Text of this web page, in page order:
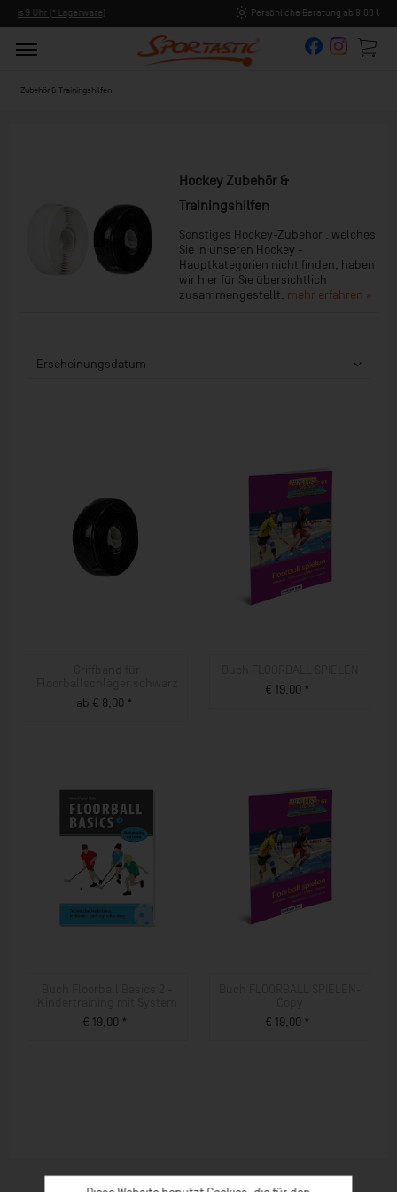
Persönliche Beratung ab 8:00 Uhr Früh (Mo-Fr)
Zubehör & Trainingshilfen
Hockey Zubehör &
Trainingshilfen
Sonstiges Hockey-Zubehör , welches
Sie in unseren Hockey -
Hauptkategorien nicht finden, haben
wir hier für Sie übersichtlich
zusammengestellt. mehr erfahren »
ab € 8,00 *
€ 19,00 *
€ 19,00 *
€ 19,00 *